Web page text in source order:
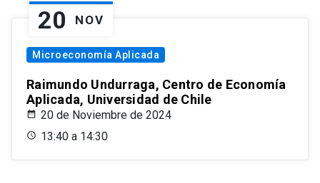
20 NOV
Microeconomía Aplicada
Raimundo Undurraga, Centro de Economía
Aplicada, Universidad de Chile
20 de Noviembre de 2024
13:40 a 14:30